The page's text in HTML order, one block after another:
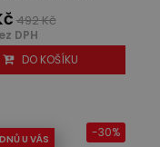
492 Kč
DPH
DO KOŠÍKU
U VÁS -30%